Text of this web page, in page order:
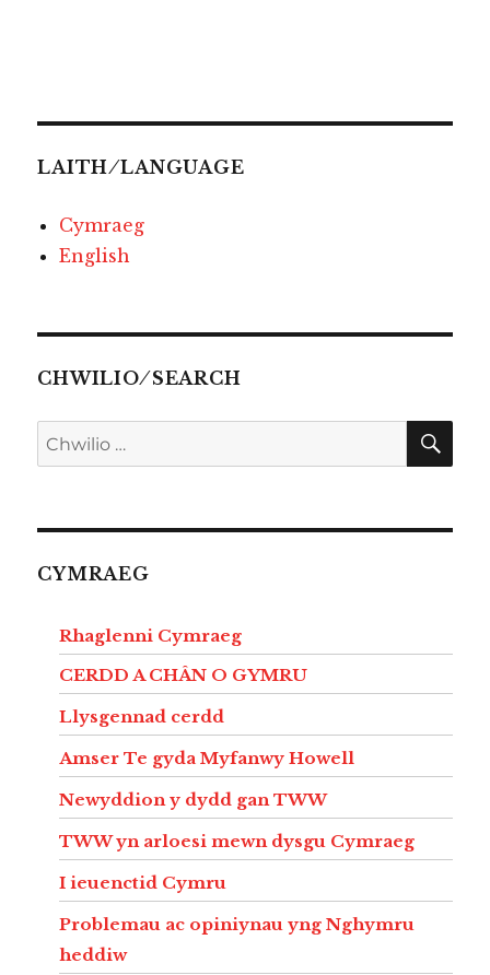
LAITH ⁄ LANGUAGE
Cymraeg
English
CHWILIO ⁄ SEARCH
Chwilio
am:
CYMRAEG
Rhaglenni Cymraeg
CERDD A CHÂN O GYMRU
Llysgennad cerdd
Amser Te gyda Myfanwy Howell
Newyddion y dydd gan TWW
TWW yn arloesi mewn dysgu Cymraeg
I ieuenctid Cymru
Problemau ac opiniynau yng Nghymru
heddiw